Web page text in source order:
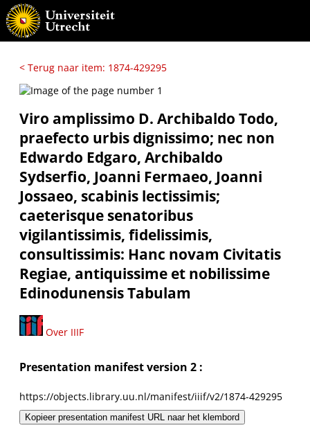
< Terug naar item: 1874-429295
Viro amplissimo D. Archibaldo Todo,
praefecto urbis dignissimo; nec non
Edwardo Edgaro, Archibaldo
Sydserfio, Joanni Fermaeo, Joanni
Jossaeo, scabinis lectissimis;
caeterisque senatoribus
vigilantissimis, fidelissimis,
consultissimis: Hanc novam Civitatis
Regiae, antiquissime et nobilissime
Edinodunensis Tabulam
Over IIIF
Presentation manifest version 2 :
https://objects.library.uu.nl/manifest/iiif/v2/1874-429295
Kopieer presentation manifest URL naar het klembord